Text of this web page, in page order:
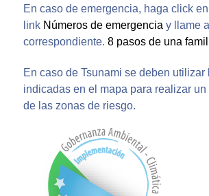
En caso de emergencia, haga click
link Números de emergencia y llame
correspondiente. 8 pasos de una
En caso de Tsunami se deben utilizar
indicadas en el mapa para realizar
de las zonas de riesgo.